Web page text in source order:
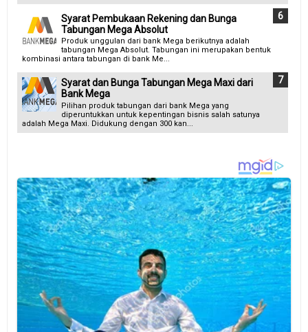
Syarat Pembukaan Rekening dan Bunga
Tabungan Mega Absolut
Produk unggulan dari bank Mega berikutnya adalah
tabungan Mega Absolut. Tabungan ini merupakan bentuk
kombinasi antara tabungan di bank Me...
Syarat dan Bunga Tabungan Mega Maxi dari
Bank Mega
Pilihan produk tabungan dari bank Mega yang
diperuntukkan untuk kepentingan bisnis salah satunya
adalah Mega Maxi. Didukung dengan 300 kan...